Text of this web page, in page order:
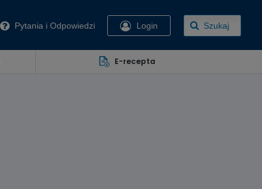
Pytania i Odpowiedzi Login Szukaj
E-recepta